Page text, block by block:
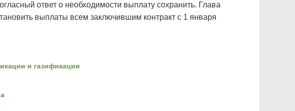
ответ о необходимости выплату сохранить. Глава
выплаты всем заключившим контракт с 1 января
и газификации